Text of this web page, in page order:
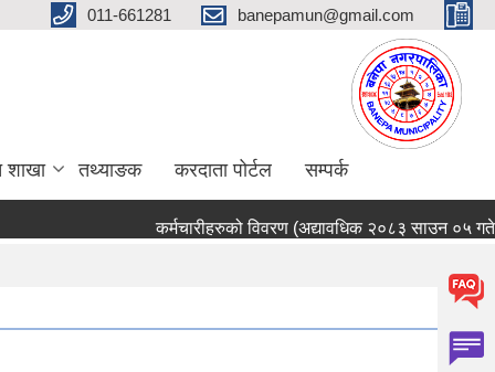
011-661281 banepamun@gmail.com
शाखा तथ्याङक करदाता पोर्टल सम्पर्क
कर्मचारीहरुको विवरण (अद्यावधिक २०८३ साउन ०५ गते)